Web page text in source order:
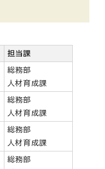
担当課
総務部
人材育成課
総務部
人材育成課
総務部
人材育成課
総務部